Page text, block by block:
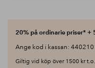
20% på ordinarie priser* +
Ange kod i kassan: 440210
Giltig vid köp över 1500 kr